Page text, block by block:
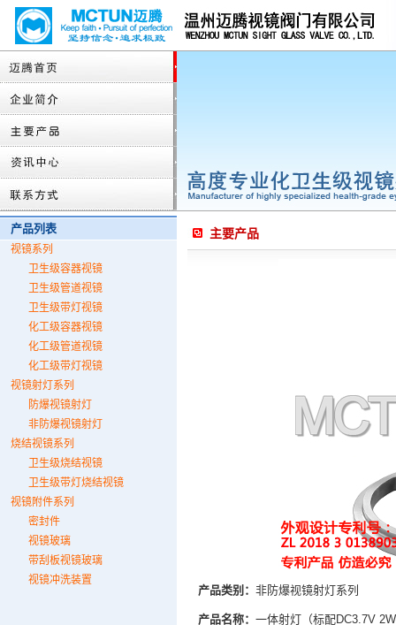
产品列表
视镜系列
卫生级容器视镜
卫生级管道视镜
卫生级带灯视镜
化工级容器视镜
化工级管道视镜
化工级带灯视镜
视镜射灯系列
防爆视镜射灯
非防爆视镜射灯
烧结视镜系列
卫生级烧结视镜
卫生级带灯烧结视镜
视镜附件系列
密封件
视镜玻璃
带刮板视镜玻璃
视镜冲洗装置
主要产品
产品类别： 非防爆视镜射灯系列
产品名称： 一体射灯（标配DC3.7V